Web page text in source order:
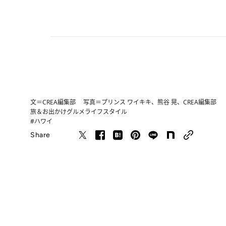
文＝CREA編集部 写真＝プリンス ワイキキ、熊谷 晃、CREA編集部
旅＆お出かけグルメライフスタイル
#ハワイ
Share